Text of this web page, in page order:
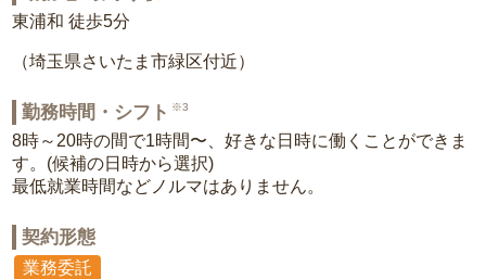
東浦和 徒歩5分
（埼玉県さいたま市緑区付近）
勤務時間・シフト ※3
8時～20時の間で1時間〜、好きな日時に働くことができま
す。(候補の日時から選択)
最低就業時間などノルマはありません。
契約形態
業務委託